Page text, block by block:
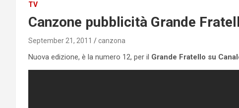
TV
Canzone pubblicità Grande
September 21, 2011 canzona
Nuova edizione, è la numero 12, per il Grande Fratello su